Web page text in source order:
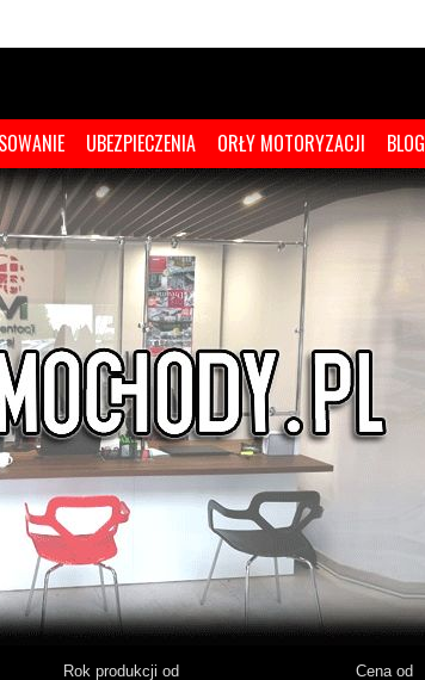
UBEZPIECZENIA ORŁY MOTORYZACJI BLOG
Rok produkcji od Cena od